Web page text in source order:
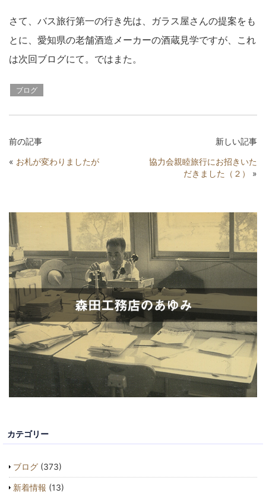
さて、バス旅行第一の行き先は、ガラス屋さんの提案をも
とに、愛知県の老舗酒造メーカーの酒蔵見学ですが、これ
は次回ブログにて。ではまた。
ブログ
前の記事
« お札が変わりましたが
新しい記事
協力会親睦旅行にお招きいた
だきました（２）
»
カテゴリー
ブログ (373)
新着情報 (13)